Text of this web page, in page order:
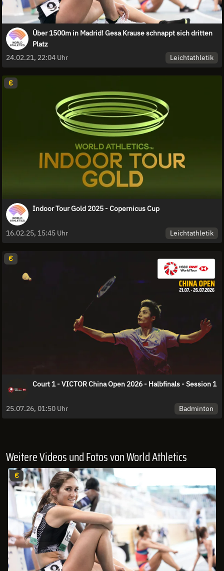
Über 1500m in Madrid! Gesa Krause schnappt sich dritten
Platz
24.02.21, 22:04 Uhr
Leichtathletik
€
Indoor Tour Gold 2025 - Copernicus Cup
16.02.25, 15:45 Uhr Leichtathletik
€
Court 1 - VICTOR China Open 2026 - Halbfinals - Session 1
25.07.26, 01:50 Uhr Badminton
Weitere Videos und Fotos von World Athletics
€